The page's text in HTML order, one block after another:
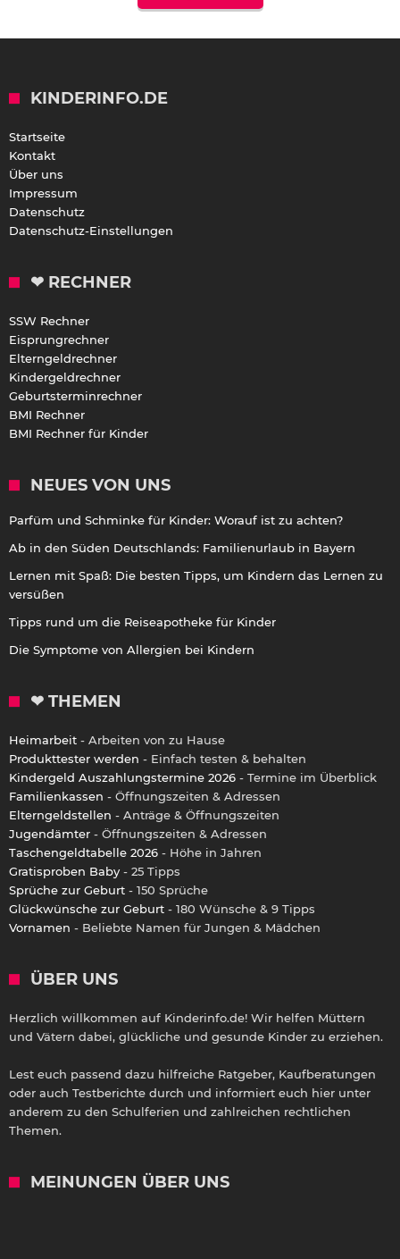
KINDERINFO.DE
Startseite
Kontakt
Über uns
Impressum
Datenschutz
Datenschutz-Einstellungen
❤ RECHNER
SSW Rechner
Eisprungrechner
Elterngeldrechner
Kindergeldrechner
Geburtsterminrechner
BMI Rechner
BMI Rechner für Kinder
NEUES VON UNS
Parfüm und Schminke für Kinder: Worauf ist zu achten?
Ab in den Süden Deutschlands: Familienurlaub in Bayern
Lernen mit Spaß: Die besten Tipps, um Kindern das Lernen zu
versüßen
Tipps rund um die Reiseapotheke für Kinder
Die Symptome von Allergien bei Kindern
❤ THEMEN
Heimarbeit - Arbeiten von zu Hause
Produkttester werden - Einfach testen & behalten
Kindergeld Auszahlungstermine 2026 - Termine im Überblick
Familienkassen - Öffnungszeiten & Adressen
Elterngeldstellen - Anträge & Öffnungszeiten
Jugendämter - Öffnungszeiten & Adressen
Taschengeldtabelle 2026 - Höhe in Jahren
Gratisproben Baby - 25 Tipps
Sprüche zur Geburt - 150 Sprüche
Glückwünsche zur Geburt - 180 Wünsche & 9 Tipps
Vornamen - Beliebte Namen für Jungen & Mädchen
ÜBER UNS
Herzlich willkommen auf Kinderinfo.de! Wir helfen Müttern
und Vätern dabei, glückliche und gesunde Kinder zu erziehen.
Lest euch passend dazu hilfreiche Ratgeber, Kaufberatungen
oder auch Testberichte durch und informiert euch hier unter
anderem zu den Schulferien und zahlreichen rechtlichen
Themen.
MEINUNGEN ÜBER UNS